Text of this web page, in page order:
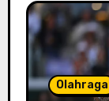
Olahraga